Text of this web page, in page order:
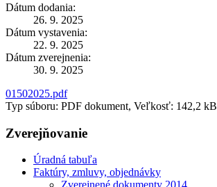
Dátum dodania:
26. 9. 2025
Dátum vystavenia:
22. 9. 2025
Dátum zverejnenia:
30. 9. 2025
01502025.pdf
Typ súboru: PDF dokument, Veľkosť: 142,2 kB
Zverejňovanie
Úradná tabuľa
Faktúry, zmluvy, objednávky